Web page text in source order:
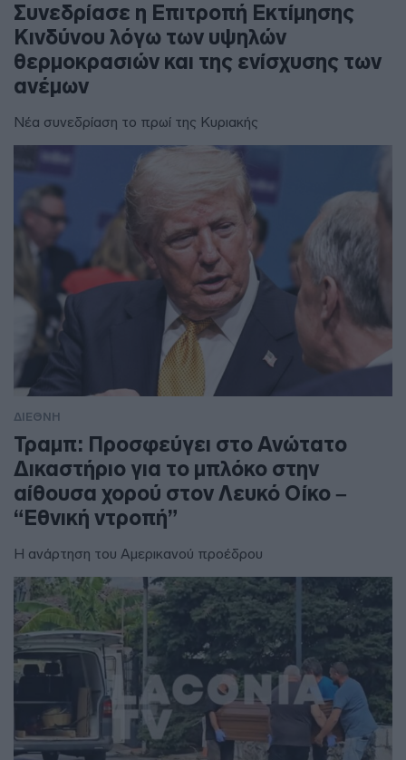
Συνεδρίασε η Επιτροπή Εκτίμησης
Κινδύνου λόγω των υψηλών
θερμοκρασιών και της ενίσχυσης των
ανέμων
Νέα συνεδρίαση το πρωί της Κυριακής
ΔΙΕΘΝΗ
Τραμπ: Προσφεύγει στο Ανώτατο
Δικαστήριο για το μπλόκο στην
αίθουσα χορού στον Λευκό Οίκο –
“Εθνική ντροπή”
Η ανάρτηση του Αμερικανού προέδρου